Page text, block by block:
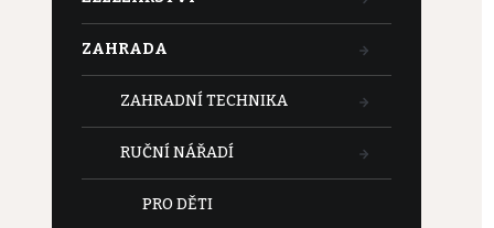
ZAHRADA
ZAHRADNÍ TECHNIKA
RUČNÍ NÁŘADÍ
PRO DĚTI